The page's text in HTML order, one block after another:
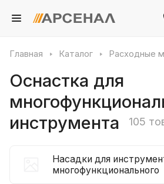
Главная Каталог Расходные
Оснастка для
инструмента
105
Насадки для
многофункционального